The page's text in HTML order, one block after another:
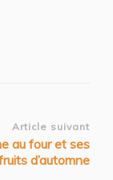
Article suivant
au four et ses
d’automne